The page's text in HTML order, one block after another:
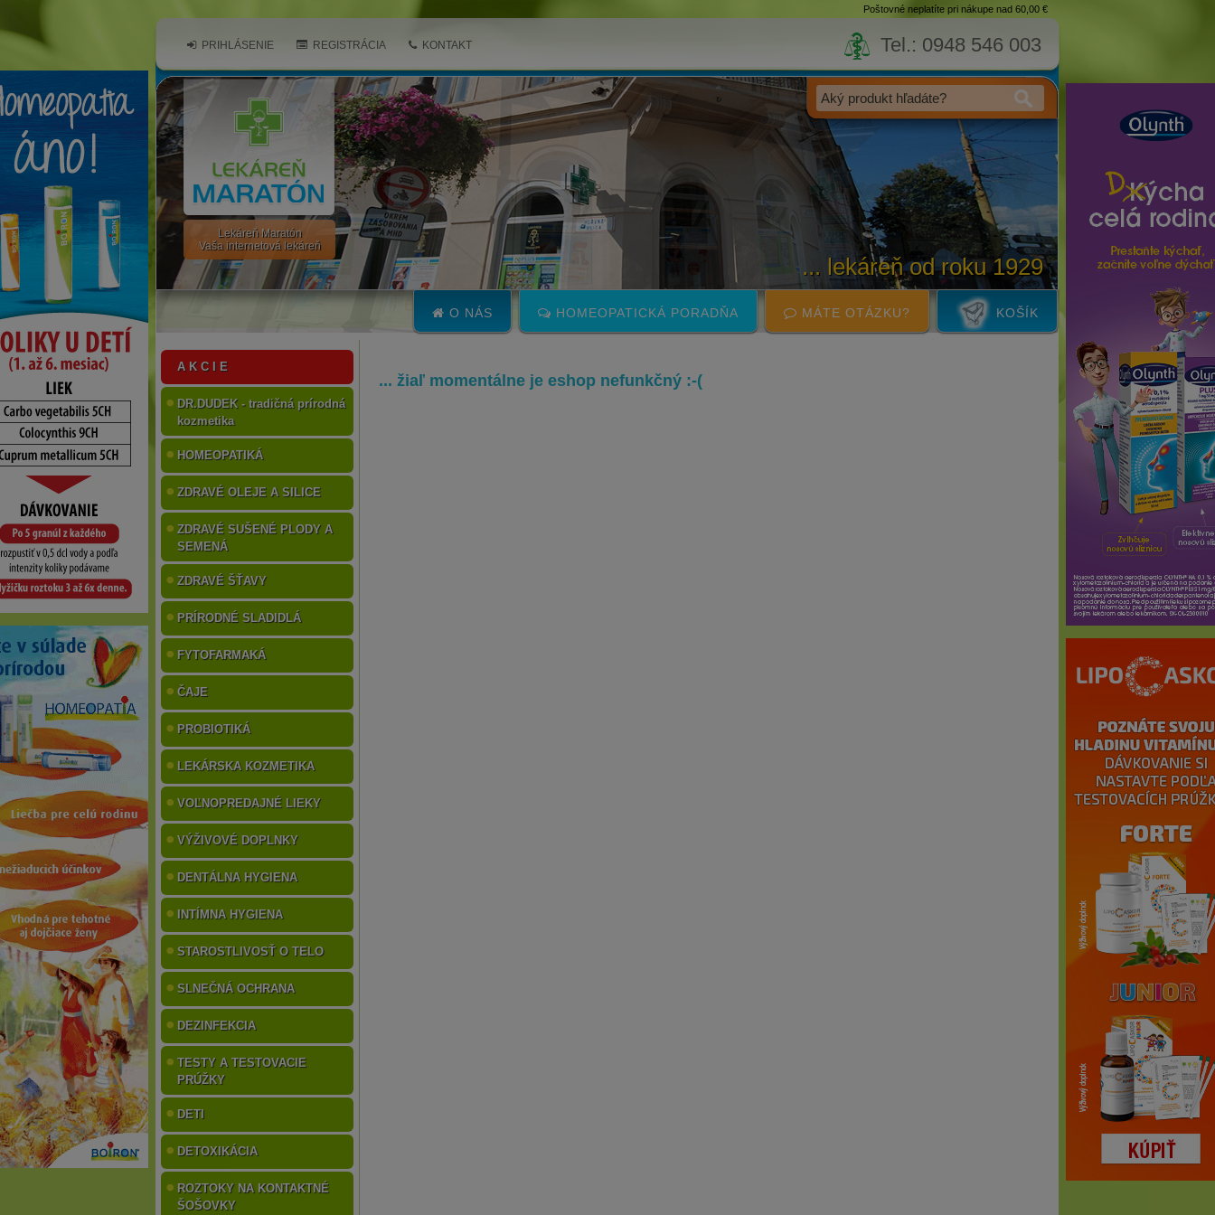
Lekáreň Maratón
Vaša internetová lekáreň
PRIHLÁSENIE REGISTRÁCIA KONTAKT
KOŠÍK
MÁTE OTÁZKU?
HOMEOPATICKÁ PORADŇA
O NÁS
Poštovné neplatíte pri nákupe nad 60,00 €
A K C I E
DR.DUDEK - tradičná prírodná
kozmetika
HOMEOPATIKÁ
ZDRAVÉ OLEJE A SILICE
ZDRAVÉ SUŠENÉ PLODY A
SEMENÁ
ZDRAVÉ ŠŤAVY
PRÍRODNÉ SLADIDLÁ
FYTOFARMAKÁ
ČAJE
PROBIOTIKÁ
LEKÁRSKA KOZMETIKA
VOĽNOPREDAJNÉ LIEKY
VÝŽIVOVÉ DOPLNKY
DENTÁLNA HYGIENA
INTÍMNA HYGIENA
STAROSTLIVOSŤ O TELO
SLNEČNÁ OCHRANA
DEZINFEKCIA
TESTY A TESTOVACIE
PRÚŽKY
DETI
DETOXIKÁCIA
ROZTOKY NA KONTAKTNÉ
ŠOŠOVKY
... žiaľ momentálne je eshop nefunkčný :-(
Tel.: 0948 546 003
... lekáreň od roku 1929